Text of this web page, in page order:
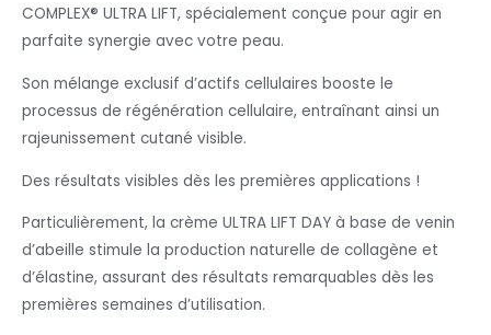
COMPLEX® ULTRA LIFT, spécialement conçue pour agir en
parfaite synergie avec votre peau.
Son mélange exclusif d’actifs cellulaires booste le
processus de régénération cellulaire, entraînant ainsi un
rajeunissement cutané visible.
Des résultats visibles dès les premières applications !
Particulièrement, la crème ULTRA LIFT DAY à base de venin
d’abeille stimule la production naturelle de collagène et
d’élastine, assurant des résultats remarquables dès les
premières semaines d’utilisation.